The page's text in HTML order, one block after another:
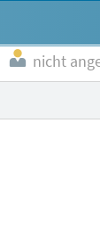
nicht